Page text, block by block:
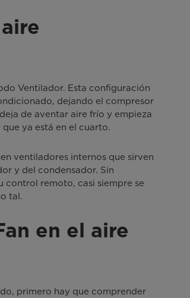
Ventilador. Esta configuración
dejando el compresor
de aventar aire frío y empieza
ya está en el cuarto.
ventiladores internos que sirven
y del condensador. Sin
control remoto, casi siempre se
tal.
en el aire
primero hay que comprender